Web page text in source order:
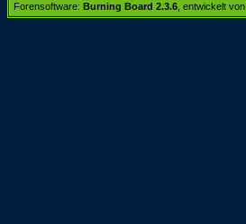
Forensoftware: Burning Board 2.3.6 , entwickelt von